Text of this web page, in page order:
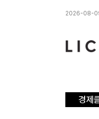
2026-08-
경제